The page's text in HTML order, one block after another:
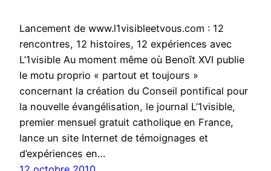
Lancement de www.l1visibleetvous.com : 12
rencontres, 12 histoires, 12 expériences avec
L’1visible Au moment même où Benoît XVI publie
le motu proprio « partout et toujours »
concernant la création du Conseil pontifical pour
la nouvelle évangélisation, le journal L’1visible,
premier mensuel gratuit catholique en France,
lance un site Internet de témoignages et
d’expériences en…